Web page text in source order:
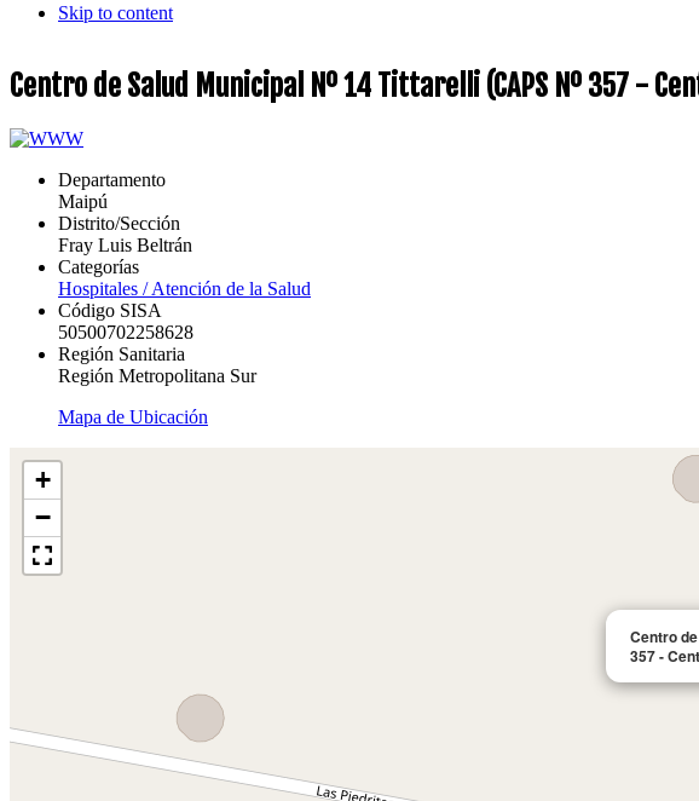
Skip to content
Centro de Salud Municipal Nº 14 Tittarelli (CAPS Nº 357 -
Departamento
Maipú
Distrito/Sección
Fray Luis Beltrán
Categorías
Hospitales / Atención de la Salud
Código SISA
50500702258628
Región Sanitaria
Región Metropolitana Sur
Mapa de Ubicación
Centro
357 -
+
−